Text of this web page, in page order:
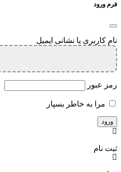
فرم ورود
نام کاربری یا نشانی ایمیل
رمز عبور
مرا به خاطر بسپار
ثبت نام